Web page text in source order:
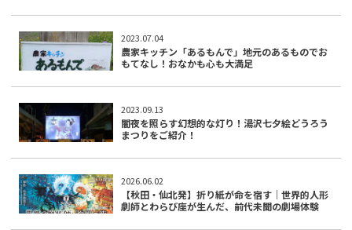
2023.07.04
農家キッチン「あるもんで」地元のあるものでお
もてなし！おなかも心も大満足
2023.09.13
闇夜を照らす幻想的な灯り！湯沢七夕絵どうろう
まつりをご紹介！
2026.06.02
【秋田・仙北発】折り紙が命を宿す｜世界的人形
劇師とわらび座が生んだ、前代未聞の劇場体験